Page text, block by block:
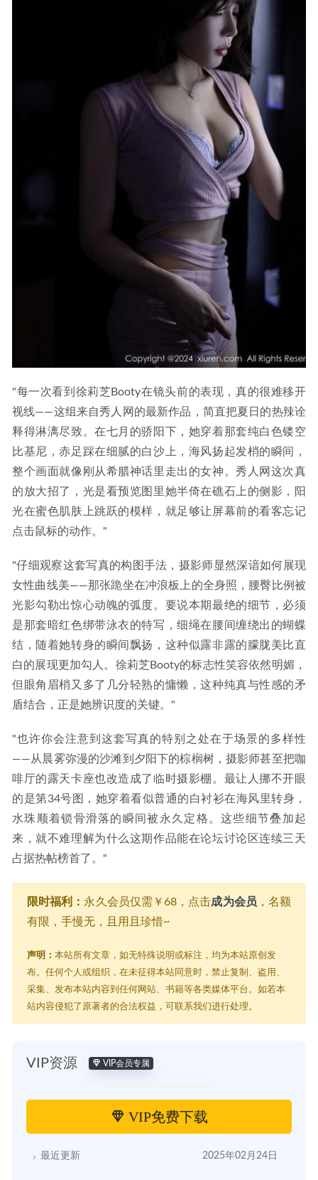
"每一次看到徐莉芝Booty在镜头前的表现，真的很难移开
视线——这组来自秀人网的最新作品，简直把夏日的热辣诠
释得淋漓尽致。在七月的骄阳下，她穿着那套纯白色镂空
比基尼，赤足踩在细腻的白沙上，海风扬起发梢的瞬间，
整个画面就像刚从希腊神话里走出的女神。秀人网这次真
的放大招了，光是看预览图里她半倚在礁石上的侧影，阳
光在蜜色肌肤上跳跃的模样，就足够让屏幕前的看客忘记
点击鼠标的动作。"
"仔细观察这套写真的构图手法，摄影师显然深谙如何展现
女性曲线美——那张跪坐在冲浪板上的全身照，腰臀比例被
光影勾勒出惊心动魄的弧度。要说本期最绝的细节，必须
是那套暗红色绑带泳衣的特写，细绳在腰间缠绕出的蝴蝶
结，随着她转身的瞬间飘扬，这种似露非露的朦胧美比直
白的展现更加勾人。徐莉芝Booty的标志性笑容依然明媚，
但眼角眉梢又多了几分轻熟的慵懒，这种纯真与性感的矛
盾结合，正是她辨识度的关键。"
"也许你会注意到这套写真的特别之处在于场景的多样性
——从晨雾弥漫的沙滩到夕阳下的棕榈树，摄影师甚至把咖
啡厅的露天卡座也改造成了临时摄影棚。最让人挪不开眼
的是第34号图，她穿着看似普通的白衬衫在海风里转身，
水珠顺着锁骨滑落的瞬间被永久定格。这些细节叠加起
来，就不难理解为什么这期作品能在论坛讨论区连续三天
占据热帖榜首了。"
限时福利： 永久会员仅需￥68，点击成为会员 ，名额
有限，手慢无，且用且珍惜~
声明： 本站所有文章，如无特殊说明或标注，均为本站原创发
布。任何个人或组织，在未征得本站同意时，禁止复制、盗用、
采集、发布本站内容到任何网站、书籍等各类媒体平台。如若本
站内容侵犯了原著者的合法权益，可联系我们进行处理。
VIP资源 VIP会员专属
VIP免费下载
最近更新 2025年02月24日